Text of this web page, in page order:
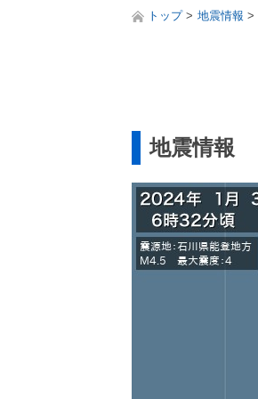
トップ 地震情報
地震情報